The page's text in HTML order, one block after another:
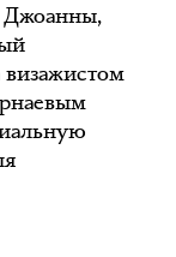
Джоанны,
визажистом